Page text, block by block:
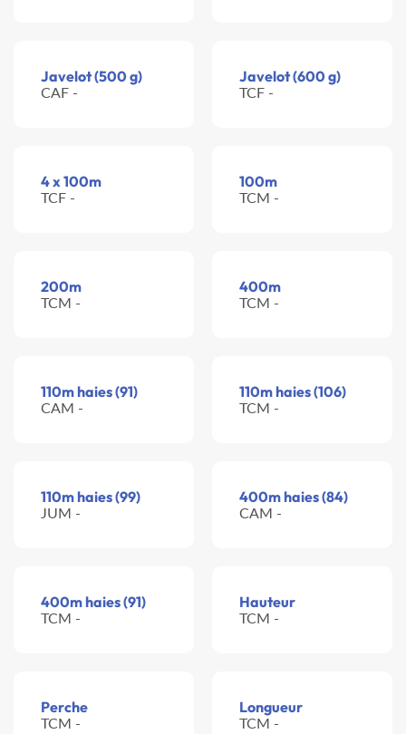
Javelot (500 g)
CAF -
Javelot (600 g)
TCF -
4 x 100m
TCF -
100m
TCM -
200m
TCM -
400m
TCM -
110m haies (91)
CAM -
110m haies (106)
TCM -
110m haies (99)
JUM -
400m haies (84)
CAM -
400m haies (91)
TCM -
Hauteur
TCM -
Perche
TCM -
Longueur
TCM -